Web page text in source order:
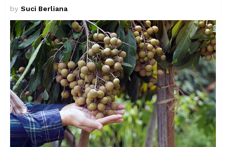
by Suci Berliana